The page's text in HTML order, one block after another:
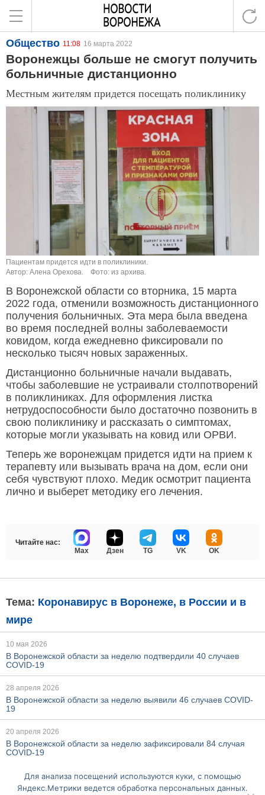
Общество 11:08 16 марта 2022
Воронежцы больше не смогут получить
больничные дистанционно
Местным жителям придется посещать поликлинику
Пациентам придется идти в поликлиники.
Автор: Алена Орехова.
Фото: из архива.
В Воронежской области со вторника, 15 марта
2022 года, отменили возможность дистанционного
получения больничных. Эта мера была введена
во время последней волны заболеваемости
ковидом, когда ежедневно фиксировали по
несколько тысяч новых зараженных.
Дистанционно больничные начали выдавать,
чтобы заболевшие не устраивали столпотворений
в поликлиниках. Для оформления листка
нетрудоспособности было достаточно позвонить в
свою поликлинику и рассказать о симптомах,
которые могли указывать на ковид или ОРВИ.
Теперь же воронежцам придется идти на прием к
терапевту или вызывать врача на дом, если они
себя чувствуют плохо. Медик осмотрит пациента
лично и выберет методику его лечения.
Читайте нас:
Max
Дзен TG VK OK
Тема: Коронавирус в Воронеже, в России и в
мире
10 мая 2026
В Воронежской области за неделю подтвердили 40 случаев
COVID-19
28 апреля 2026
В Воронежской области за неделю выявили 46 случаев COVID-
19
20 апреля 2026
В Воронежской области за неделю зафиксировали 84 случая
COVID-19
Ещё по этой теме
Для анализа посещений используются куки, с помощью
Яндекс.Метрики ведется обработка персональных данных.